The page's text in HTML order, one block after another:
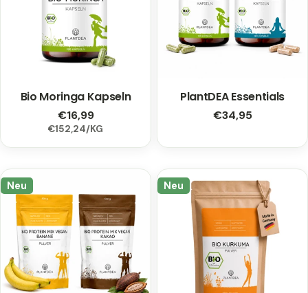
Typ:
Bio Moringa Kapseln
Regulärer
Preis
€16,99
EINZELPREIS
€152,24/PRO
KG
Typ:
PlantDEA Essentials
Regulärer
€34,95
Neu Neu